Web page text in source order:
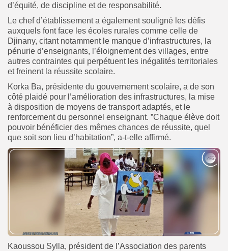
d’équité, de discipline et de responsabilité.
Le chef d’établissement a également souligné les défis
auxquels font face les écoles rurales comme celle de
Djinany, citant notamment le manque d’infrastructures, la
pénurie d’enseignants, l’éloignement des villages, entre
autres contraintes qui perpétuent les inégalités territoriales
et freinent la réussite scolaire.
Korka Ba, présidente du gouvernement scolaire, a de son
côté plaidé pour l’amélioration des infrastructures, la mise
à disposition de moyens de transport adaptés, et le
renforcement du personnel enseignant. ”Chaque élève doit
pouvoir bénéficier des mêmes chances de réussite, quel
que soit son lieu d’habitation”, a-t-elle affirmé.
Kaoussou Sylla, président de l’Association des parents